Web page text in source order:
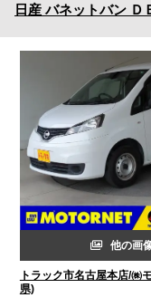
日産 バネットバン Ｄ
他の画
トラック市名古屋本店/㈱
県)